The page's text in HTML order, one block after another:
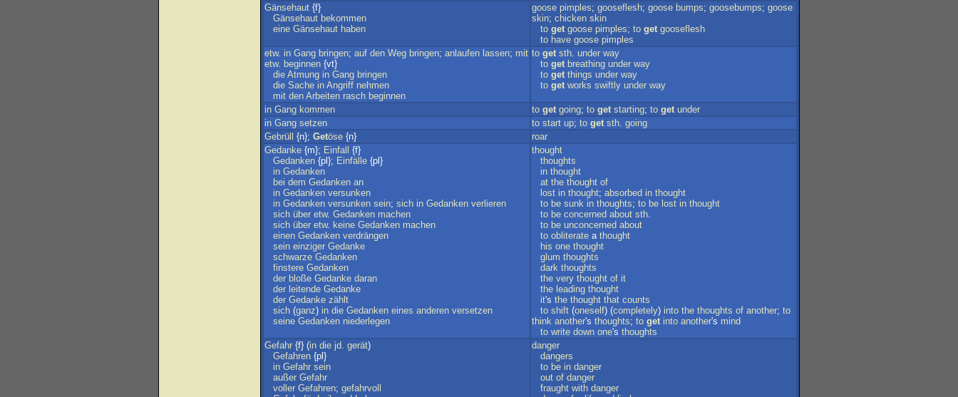
Gänsehaut {f}
Gänsehaut bekommen
eine Gänsehaut haben
goose pimples; gooseflesh; goose bumps; goosebumps; goose
skin; chicken skin
to get goose pimples; to get gooseflesh
to have goose pimples
etw. in Gang bringen; auf den Weg bringen; anlaufen lassen; mit
etw. beginnen {vt}
die Atmung in Gang bringen
die Sache in Angriff nehmen
mit den Arbeiten rasch beginnen
to get sth. under way
to get breathing under way
to get things under way
to get works swiftly under way
in Gang kommen to get going; to get starting; to get under
in Gang setzen to start up; to get sth. going
Gebrüll
{n}; Getöse {n}
roar
Gedanke {m}; Einfall {f}
Gedanken {pl}; Einfälle {pl}
in Gedanken
bei dem Gedanken an
in Gedanken versunken
in Gedanken versunken sein; sich in Gedanken verlieren
sich über etw. Gedanken machen
sich über etw. keine Gedanken machen
einen Gedanken verdrängen
sein einziger Gedanke
schwarze Gedanken
finstere Gedanken
der bloße Gedanke daran
der leitende Gedanke
der Gedanke zählt
sich (ganz) in die Gedanken eines anderen versetzen
seine Gedanken niederlegen
thought
thoughts
in thought
at the thought of
lost in thought; absorbed in thought
to be sunk in thoughts; to be lost in thought
to be concerned about sth.
to be unconcerned about
to obliterate a thought
his one thought
glum thoughts
dark thoughts
the very thought of it
the leading thought
it's the thought that counts
to shift (oneself) (completely) into the thoughts of another; to
think another's thoughts; to get into another's mind
to write down one's thoughts
Gefahr {f} (in die jd. gerät)
Gefahren {pl}
in Gefahr sein
außer Gefahr
voller Gefahren; gefahrvoll
danger
dangers
to be in danger
out of danger
fraught with danger